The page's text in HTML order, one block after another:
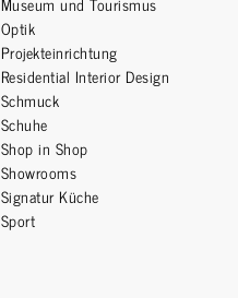
Optik
Projekteinrichtung
Residential Interior Design
Schmuck
Schuhe
Shop in Shop
Showrooms
Signatur Küche
Sport